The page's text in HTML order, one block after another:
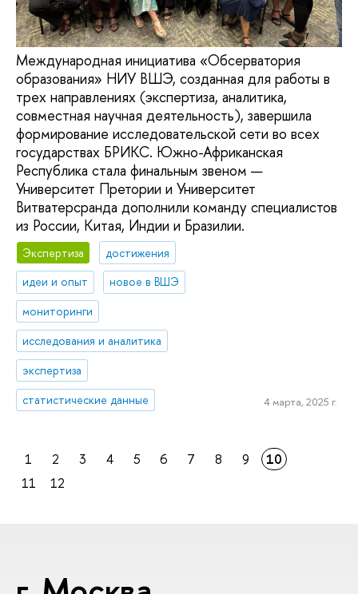
Международная инициатива «Обсерватория
образования» НИУ ВШЭ, созданная для работы в
трех направлениях (экспертиза, аналитика,
совместная научная деятельность), завершила
формирование исследовательской сети во всех
государствах БРИКС. Южно-Африканская
Республика стала финальным звеном —
Университет Претории и Университет
Витватерсранда дополнили команду специалистов
из России, Китая, Индии и Бразилии.
Экспертиза
достижения
идеи и опыт
новое в ВШЭ
мониторинги
исследования и аналитика
экспертиза
статистические данные
4 марта, 2025 г.
1 2 3 4 5 6 7 8 9
10
11
12